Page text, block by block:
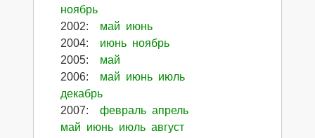
ноябрь
2002: май июнь
2004: июнь ноябрь
2005:
май
2006: май июнь июль
декабрь
2007: февраль апрель
май июнь июль август